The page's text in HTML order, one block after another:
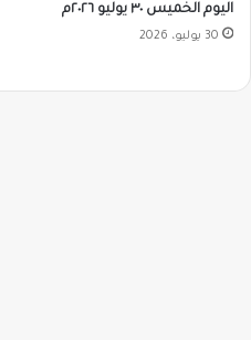
اليوم الخميس ٣٠ يوليو ٢٠٢٦م
30 يوليو، 2026